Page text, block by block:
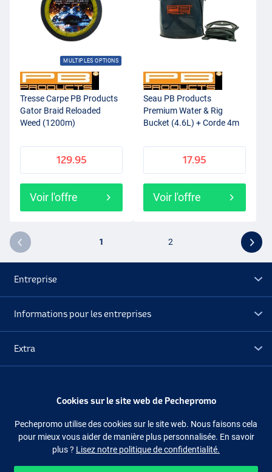
MULTIPLES OPTIONS
Tresse Carpe PB Products
Gator Braid Reloaded
Weed (1200m)
129.95
Voir l'offre
Seau PB Products
Premium Water & Rig
Bucket (4.6L) + Corde 4m
17.95
Voir l'offre
1 2
Entreprise
Informations pour les entreprises
Extra
Suivez-nous Facebook Instagram
Cookies sur le site web de Pechepromo
Pechepromo utilise des cookies sur le site web. Nous faisons cela
pour mieux vous aider de manière plus personnalisée. En savoir
plus ? Lisez notre politique de confidentialité.